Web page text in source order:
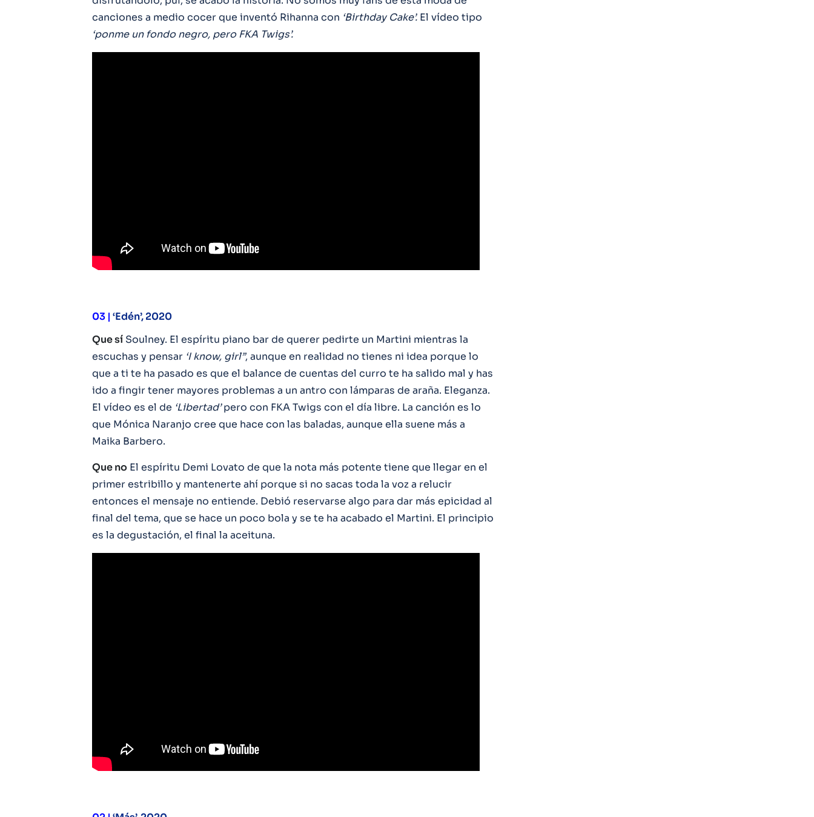
canciones a medio cocer que inventó Rihanna con ‘Birthday Cake’. El vídeo tipo
‘ponme un fondo negro, pero FKA Twigs’.
03 | ‘Edén’, 2020
Que sí Soulney. El espíritu piano bar de querer pedirte un Martini mientras la
escuchas y pensar ‘I know, girl”, aunque en realidad no tienes ni idea porque lo
que a ti te ha pasado es que el balance de cuentas del curro te ha salido mal y has
ido a fingir tener mayores problemas a un antro con lámparas de araña. Eleganza.
El vídeo es el de ‘Libertad’pero con FKA Twigs con el día libre. La canción es lo
que Mónica Naranjo cree que hace con las baladas, aunque ella suene más a
Maika Barbero.
Que no El espíritu Demi Lovato de que la nota más potente tiene que llegar en el
primer estribillo y mantenerte ahí porque si no sacas toda la voz a relucir
entonces el mensaje no entiende. Debió reservarse algo para dar más epicidad al
final del tema, que se hace un poco bola y se te ha acabado el Martini. El principio
es la degustación, el final la aceituna.